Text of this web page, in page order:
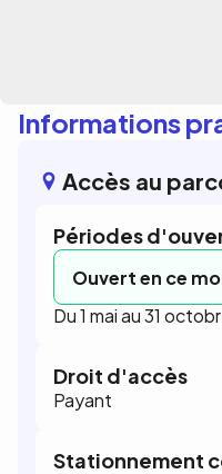
Informations
Accès au
Périodes
Ouvert en ce
Du 1 mai au 31
Droit d'accès
Payant
Stationnement